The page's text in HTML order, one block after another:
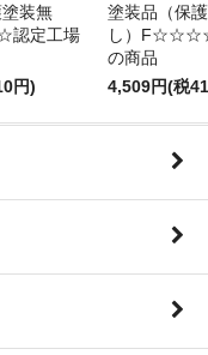
装無
定工場
円)
塗装品（保
し）
の商品
4,509円(税